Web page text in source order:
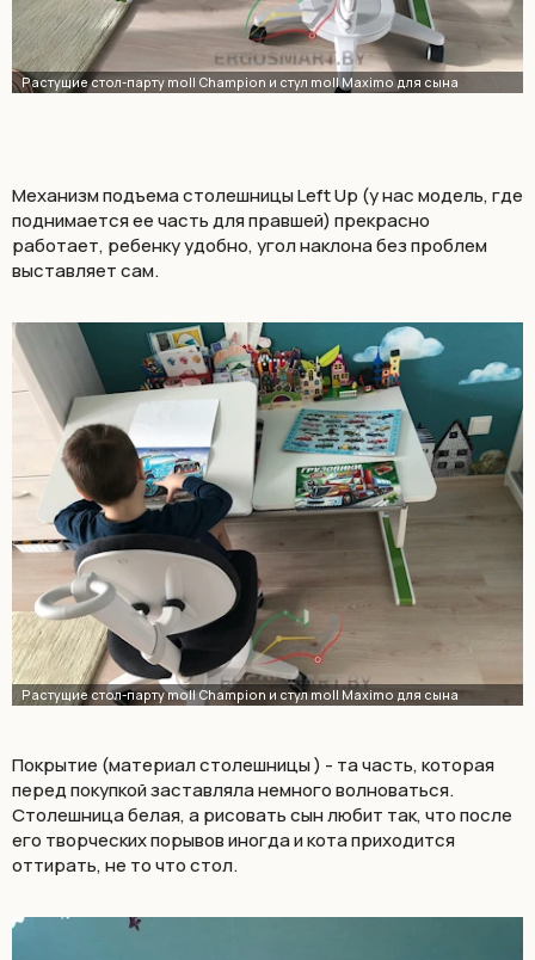
Механизм подъема столешницы Left Up (у нас модель, где
поднимается ее часть для правшей) прекрасно
работает, ребенку удобно, угол наклона без проблем
выставляет сам.
Покрытие (материал столешницы ) - та часть, которая
перед покупкой заставляла немного волноваться.
Столешница белая, а рисовать сын любит так, что после
его творческих порывов иногда и кота приходится
оттирать, не то что стол.